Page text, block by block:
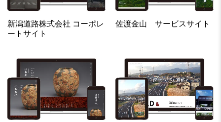
新潟道路株式会社 コーポレ
ートサイト
佐渡金山 サービスサイト